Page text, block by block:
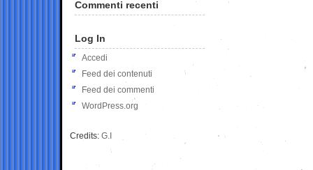
Commenti recenti
Log In
Accedi
Feed dei contenuti
Feed dei commenti
WordPress.org
Credits: G.I